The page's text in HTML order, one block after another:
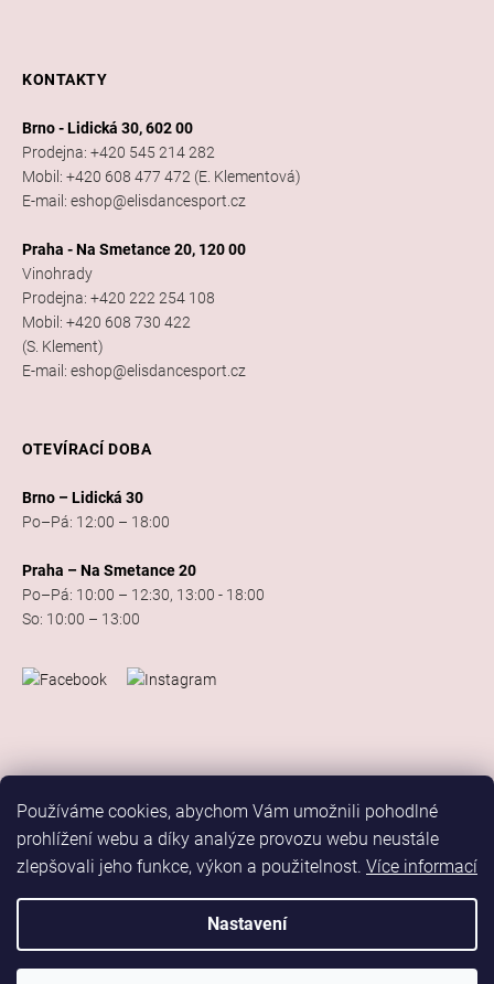
Používáme cookies, abychom Vám umožnili pohodlné
prohlížení webu a díky analýze provozu webu neustále
zlepšovali jeho funkce, výkon a použitelnost. Více informací
Nastavení
KONTAKTY
Brno - Lidická 30, 602 00
Prodejna: +420 545 214 282
Mobil: +420 608 477 472 (E. Klementová)
E-mail: eshop@elisdancesport.cz
Praha - Na Smetance 20, 120 00
Vinohrady
Prodejna: +420 222 254 108
Mobil: +420 608 730 422
(S. Klement)
E-mail: eshop@elisdancesport.cz
OTEVÍRACÍ DOBA
Brno – Lidická 30
Po–Pá: 12:00 – 18:00
Praha – Na Smetance 20
Po–Pá: 10:00 – 12:30, 13:00 - 18:00
So: 10:00 – 13:00
Vytvořil Shoptet
Elis Dance Sport . Všechna práva vyhrazena.
Upravit nastavení cookiesMarketing